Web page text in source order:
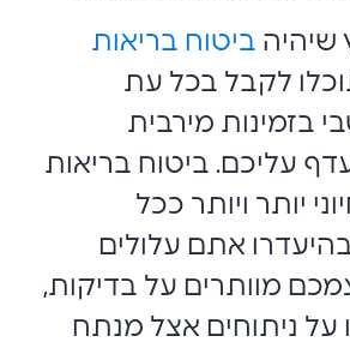
שיהיה ביטוח בריאות
לקבל בכל עת
בזמינות מירבית
עליכם. ביטוח בריאות
יותר ויותר ככל
אתם עלולים
מוותרים על בדיקות,
על ניתוחים אצל מנתח